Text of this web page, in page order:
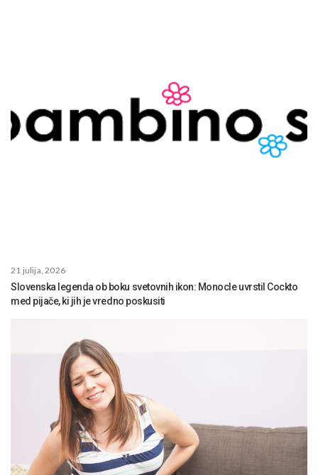
21 julija, 2026
Slovenska legenda ob boku svetovnih ikon: Monocle uvrstil Cockto
med pijače, ki jih je vredno poskusiti